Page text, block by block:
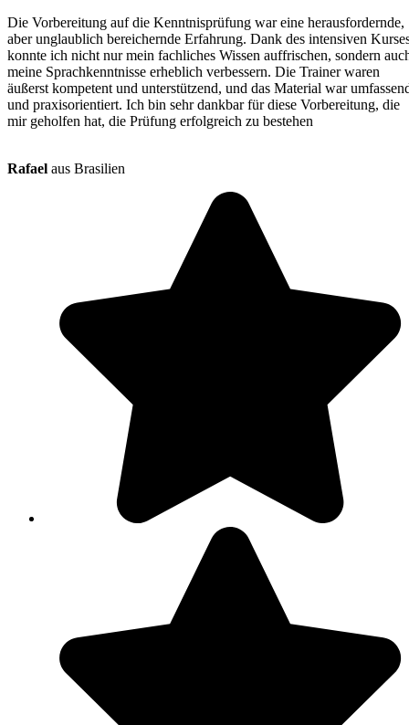
Die Vorbereitung auf die Kenntnisprüfung war eine herausfordernde,
aber unglaublich bereichernde Erfahrung. Dank des intensiven
konnte ich nicht nur mein fachliches Wissen auffrischen, sondern
meine Sprachkenntnisse erheblich verbessern. Die Trainer waren
äußerst kompetent und unterstützend, und das Material war
und praxisorientiert. Ich bin sehr dankbar für diese Vorbereitung, die
mir geholfen hat, die Prüfung erfolgreich zu bestehen
Rafael aus Brasilien